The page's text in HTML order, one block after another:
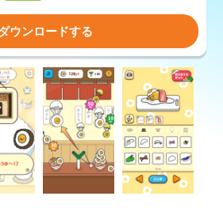
ウンロードする